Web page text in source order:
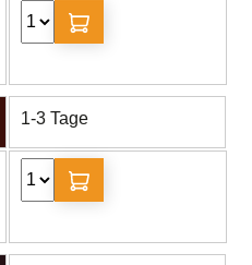
1-3 Tage